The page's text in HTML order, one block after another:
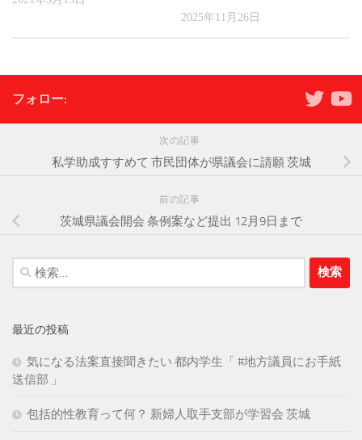
2025年11月26日
フォロー:
次の記事
私学助成すすめて 市民団体が県議会に請願 茨城
前の記事
茨城県議会開会 条例案など提出 12月9日まで
検
索:
最近の投稿
気になる法案直接聞きたい 都内学生「 #地方議員にお手紙
送信部 」
包括的性教育って何？ 新婦人取手支部が学習会 茨城